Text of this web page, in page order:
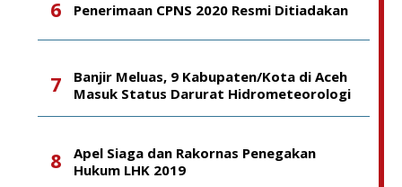
Penerimaan CPNS 2020 Resmi Ditiadakan
Banjir Meluas, 9 Kabupaten/Kota di Aceh
Masuk Status Darurat Hidrometeorologi
Apel Siaga dan Rakornas Penegakan
Hukum LHK 2019